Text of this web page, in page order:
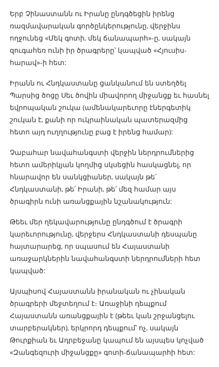
Երբ Չինաստանն ու Իրանը ընդգծեցին իրենց
ռազմավարական գործընկերությունը, վերջինս
ողջունեց «Մեկ գոտի, մեկ ճանապարհ»-ը, սակայն
զուգահեռ ունի իր ծրագրերը՝ կապված «Հյուսիս-
հարավ»-ի հետ:
Իրանն ու Հնդկաստանը ցանկանում են ստեղծել
Պարսից ծոցը Սեւ ծովին միավորող միջանցք եւ հասնել
եվրոպական շուկա (ամենակարեւորը էներգետիկ
շուկան է, քանի որ ուկրաինական պատերազմից
հետո այդ ուղղությունը բաց է իրենց համար):
Չաբահար նավահանգստի վերջին ներդրումներից
հետո ամերիկյան կողմից սկսեցին հասկացնել, որ
հնարավոր են սանկցիաներ, սակայն թե՛
Հնդկաստանի, թե՛ Իրանի, թե՛ մեզ համար այս
ծրագիրն ունի առանցքային նշանակություն:
Թեեւ մեր ղեկավարությունը ընդգծում է ծրագրի
կարեւորությունը, վերջերս Հնդկաստանի դեսպանը
հայտարարեց, որ սպասում են Հայաստանի
առաջարկներին նավահանգստի ներդրումների հետ
կապված:
Այսպիսով Հայաստանն իրանական ու չինական
ծրագրերի մեջտեղում է։ Առաջինի դեպքում
Հայաստանն առանցքային է (թեեւ կան շրջանցելու
տարբերակներ), երկրորդ դեպքում՝ ոչ, սակայն
Թուրքիան եւ Ադրբեջանը կապում են այսպես կոչված
«Զանգեզուրի միջանցքը» գոտի-ճանապարհի հետ: